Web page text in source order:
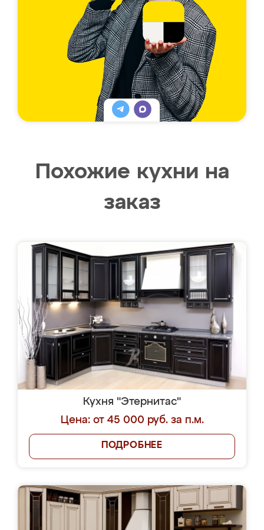
Похожие кухни на
заказ
Кухня "Этернитас"
Цена: от 45 000 руб. за п.м.
ПОДРОБНЕЕ